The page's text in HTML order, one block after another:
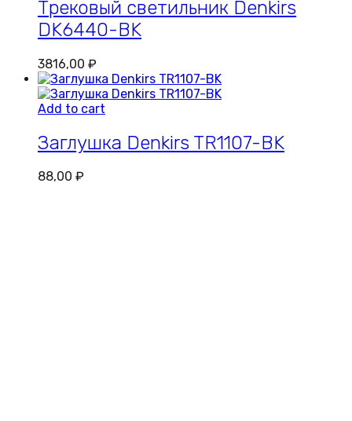
Трековый светильник Denkirs
DK6440-BK
3816,00 ₽
Add to cart
Заглушка Denkirs TR1107-BK
88,00 ₽